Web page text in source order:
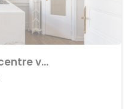
Achat Appartement centre ville